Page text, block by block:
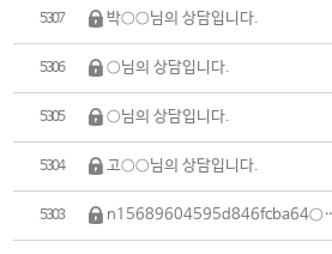
상담전화요청
5307 박○○님의 상담입니다.
5306 ○님의 상담입니다.
5305 ○님의 상담입니다.
5304 고○○님의 상담입니다.
5303 n15689604595d846fcba64○○님의 상담입니다.